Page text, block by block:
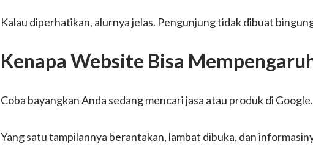
Kalau diperhatikan, alurnya jelas. Pengunjung tidak dibuat
Kenapa Website Bisa
Coba bayangkan Anda sedang mencari jasa atau produk di
Yang satu tampilannya berantakan, lambat dibuka, dan